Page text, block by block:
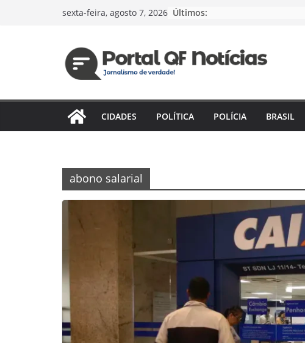
sexta-feira, agosto 7, 2026 Últimos:
CIDADES POLÍTICA POLÍCIA BRASIL
abono salarial